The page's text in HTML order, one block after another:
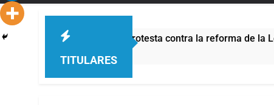
TITULARES
de seguridad por la protesta contra la reforma de la Ley de